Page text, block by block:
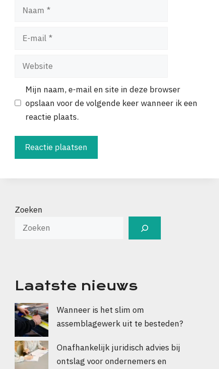
Naam
Website
Mijn naam, e-mail en site in deze browser
opslaan voor de volgende keer wanneer ik een
reactie plaats.
Zoeken
Laatste nieuws
Wanneer is het slim om
assemblagewerk uit te besteden?
Onafhankelijk juridisch advies bij
ontslag voor ondernemers en